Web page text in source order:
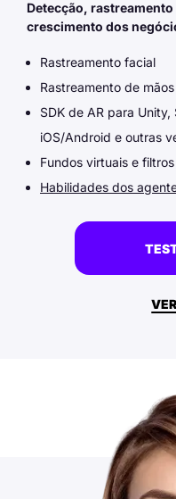
Detecção,
crescimento dos
Rastreamento facial
Rastreamento de
SDK de AR para
iOS/Android e outras
Fundos virtuais e
Habilidades dos